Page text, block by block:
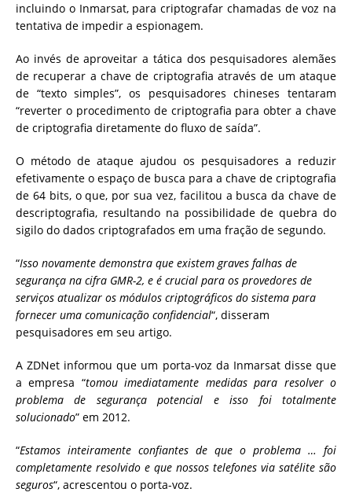
incluindo o Inmarsat, para criptografar chamadas de voz na
tentativa de impedir a espionagem.
Ao invés de aproveitar a tática dos pesquisadores alemães
de recuperar a chave de criptografia através de um ataque
de “texto simples”, os pesquisadores chineses tentaram
“reverter o procedimento de criptografia para obter a chave
de criptografia diretamente do fluxo de saída”.
O método de ataque ajudou os pesquisadores a reduzir
efetivamente o espaço de busca para a chave de criptografia
de 64 bits, o que, por sua vez, facilitou a busca da chave de
descriptografia, resultando na possibilidade de quebra do
sigilo do dados criptografados em uma fração de segundo.
“Isso novamente demonstra que existem graves falhas de
segurança na cifra GMR-2, e é crucial para os provedores de
serviços atualizar os módulos criptográficos do sistema para
fornecer uma comunicação confidencial“, disseram
pesquisadores em seu artigo.
A ZDNet informou que um porta-voz da Inmarsat disse que
a empresa “tomou imediatamente medidas para resolver o
problema de segurança potencial e isso foi totalmente
solucionado” em 2012.
“Estamos inteiramente confiantes de que o problema … foi
completamente resolvido e que nossos telefones via satélite são
seguros“, acrescentou o porta-voz.